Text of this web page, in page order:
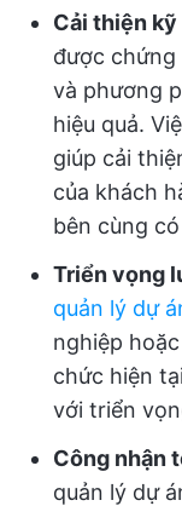
Cải thiện kỹ
được chứng
và phương
hiệu quả.
giúp cải
của khách
bên cùng
Triển vọng
quản lý dự
nghiệp
chức hiện
với triển
Công nhận
quản lý dự